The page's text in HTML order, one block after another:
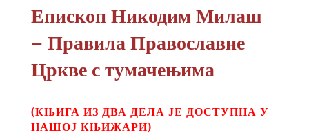
Епископ Никодим Милаш
– Правила Православне
Цркве с тумачењима
(КЊИГА ИЗ ДВА ДЕЛА ЈЕ ДОСТУПНА У
НАШОЈ КЊИЖАРИ)